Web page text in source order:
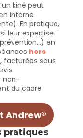
kiné peut
interne
En pratique,
leur expertise
en
hors
facturées sous
non-
du cadre
Andrew®
pratiques